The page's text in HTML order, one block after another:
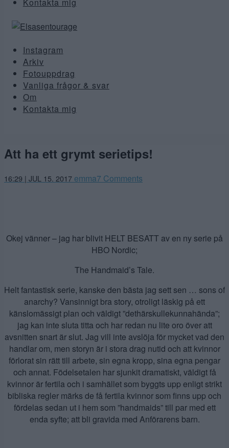
Kontakta mig
Instagram
Arkiv
Fotouppdrag
Vanliga frågor & svar
Om
Kontakta mig
Att ha ett grymt serietips!
16:29 | JUL 15. 2017 emma7 Comments
Okej vänner – jag har blivit HELT BESATT av en ny serie på
HBO Nordic;
The Handmaid’s Tale.
Helt fantastisk serie, kanske den bästa jag sett sen … sons of
anarchy? Vansinnigt bra story, otroligt läskig på ett
känslomässigt plan och väldigt ”dethärskullekunnahända”;
jag kan inte sluta titta och har redan nu lite oro över att
avsnitten snart är slut. Jag vill inte avslöja för mycket vad den
handlar om, men storyn är i stora drag nutid och att kvinnor
förlorat sin rätt till arbete, sin egna kropp, sina egna pengar
och annat. Födelsetalen har sjunkit dramatiskt, väldigt få
kvinnor är fertila och i samhället som byggts upp enligt strikt
bibliska regler märks de få fertila kvinnor som finns upp och
fördelas sedan ut i hem som ”handmaids” till par med ett
enda syfte; att bli gravida med Anförarens barn.